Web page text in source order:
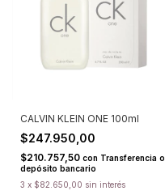
CALVIN KLEIN ONE 100ml
$247.950,00
$210.757,50 con Transferencia o
depósito bancario
3 x $82.650,00 sin interés